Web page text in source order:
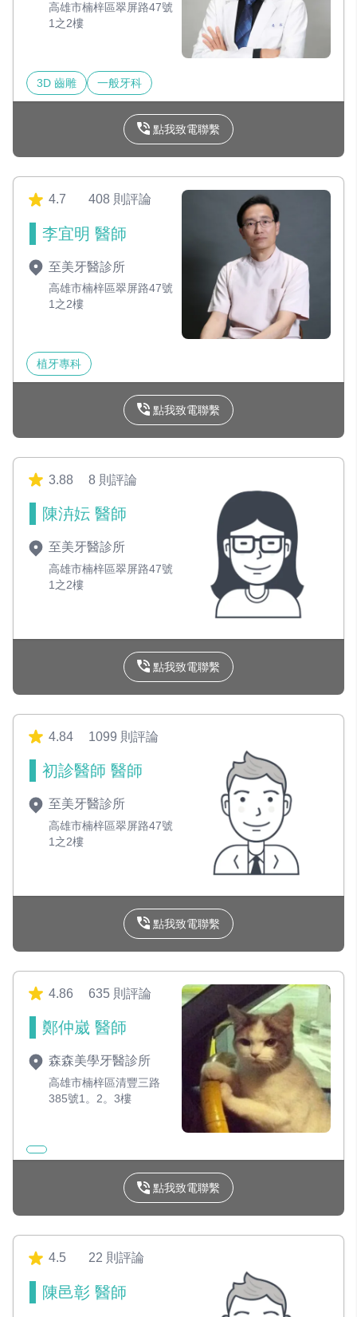
高雄市楠梓區翠屏路47號
1之2樓
3D 齒雕 一般牙科
點我致電聯繫
4.7 408 則評論
李宜明 醫師
至美牙醫診所
高雄市楠梓區翠屏路47號
1之2樓
植牙專科
點我致電聯繫
3.88 8 則評論
陳泋妘 醫師
至美牙醫診所
高雄市楠梓區翠屏路47號
1之2樓
點我致電聯繫
4.84 1099 則評論
初診醫師 醫師
至美牙醫診所
高雄市楠梓區翠屏路47號
1之2樓
點我致電聯繫
4.86 635 則評論
鄭仲崴 醫師
森森美學牙醫診所
高雄市楠梓區清豐三路
385號1。2。3樓
點我致電聯繫
4.5 22 則評論
陳邑彰 醫師